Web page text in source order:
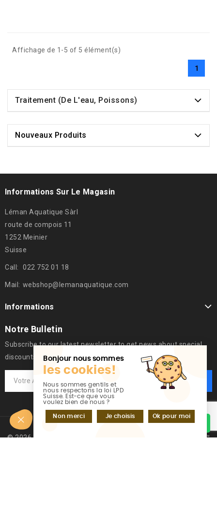
Affichage de 1-5 of 5 élément(s)
1
Traitement (de L'eau, Poissons)
Nouveaux Produits
Informations Sur Le Magasin
Léman Aquatique Sàrl
route de compois 11
1252 Meinier
Suisse
Call: 022 752 01 18
Mail: webshop@lemanaquatique.com
Informations
Notre Bulletin
Subscribe to our latest newsletter to get news about special
discounts.
© 2026 - Logiciel de commerce électronique par PrestaShop™
Bonjour nous sommes
les cookies!
Nous sommes gentils et
nous respectons la loi LPD
Suisse. Est-ce que vous
voulez bien de nous ?
Non merci Je choisis Ok pour moi
Discutez sur WhatsApp